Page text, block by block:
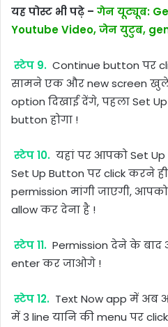
यह पोस्ट भी पढ़े – गेन यूट्यूब:
Youtube Video, जेन युटुब,
स्टेप 9. Continue button पर
सामने एक और new screen
option दिखाई देंगे, पहला Set
button होगा !
स्टेप 10. यहां पर आपको Set
Set Up Button पर click
permission मांगी जाएगी,
allow कर देना है !
स्टेप 11. Permission देने के
enter कर जाओगे !
स्टेप 12. Text Now app में अब
में 3 line यानि की menu पर